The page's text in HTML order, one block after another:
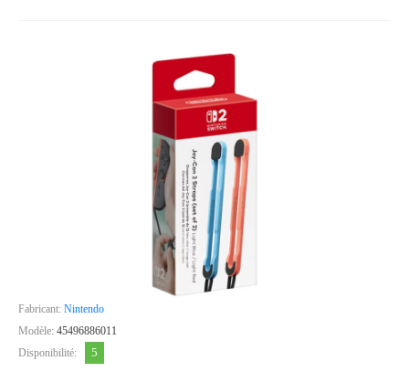
Fabricant: Nintendo
Modèle: 45496886011
Disponibilité:
5